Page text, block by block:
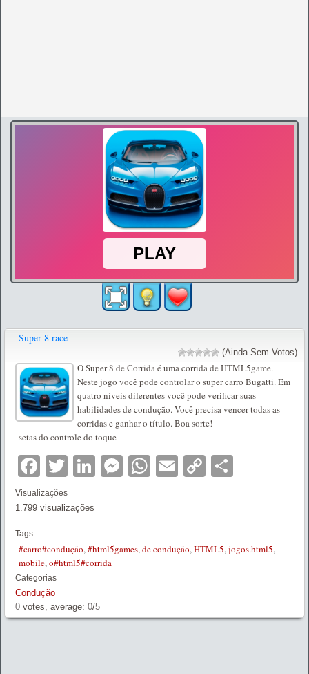
Super 8 race
(Ainda Sem Votos)
O Super 8 de Corrida é uma corrida de HTML5game.
Neste jogo você pode controlar o super carro Bugatti. Em
quatro níveis diferentes você pode verificar suas
habilidades de condução. Você precisa vencer todas as
corridas e ganhar o título. Boa sorte!
setas do controle do toque
Facebook
Twitter
LinkedIn
Messenger
WhatsApp
Email
Copy
Visualizações
1.799 visualizações
Tags
#carro#condução, #html5games, de condução, HTML5, jogos.html5,
mobile, o#html5#corrida
Categorias
Condução
0 votes, average: 0/5